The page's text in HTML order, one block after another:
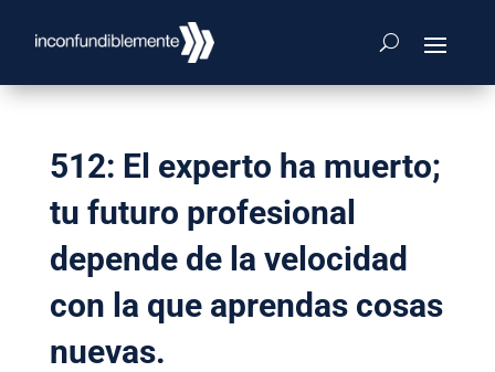
512: El experto ha muerto;
tu futuro profesional
depende de la velocidad
con la que aprendas cosas
nuevas.